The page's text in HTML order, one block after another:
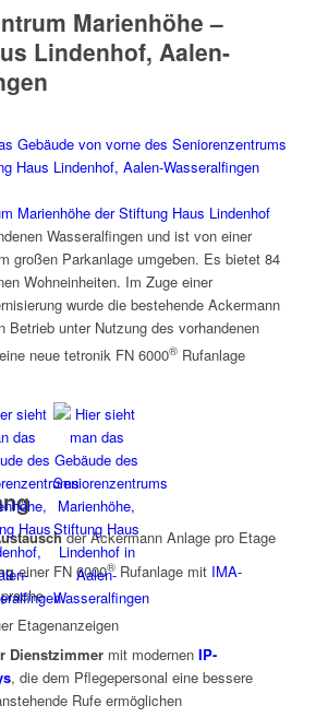
Marienhöhe –
Lindenhof, Aalen-
Marienhöhe der Stiftung Haus Lindenhof
Wasseralfingen und ist von einer
großen Parkanlage umgeben. Es bietet 84
Wohneinheiten. Im Zuge einer
wurde die bestehende Ackermann
Betrieb unter Nutzung des vorhandenen
neue tetronik FN 6000®Rufanlage
der Ackermann Anlage pro Etage
einer FN 6000®Rufanlage mit IMA-
Etagenanzeigen
Dienstzimmermit modernen IP-
, die dem Pflegepersonal eine bessere
Rufe ermöglichen